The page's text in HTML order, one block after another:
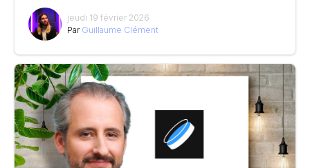
jeudi 19 février 2026
Par Guillaume Clément